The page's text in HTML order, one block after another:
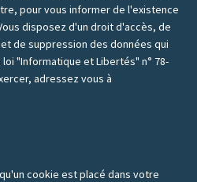
pour vous informer de l'existence
disposez d'un droit d'accès, de
de suppression des données qui
"Informatique et Libertés" n° 78-
adressez vous à
cookie est placé dans votre